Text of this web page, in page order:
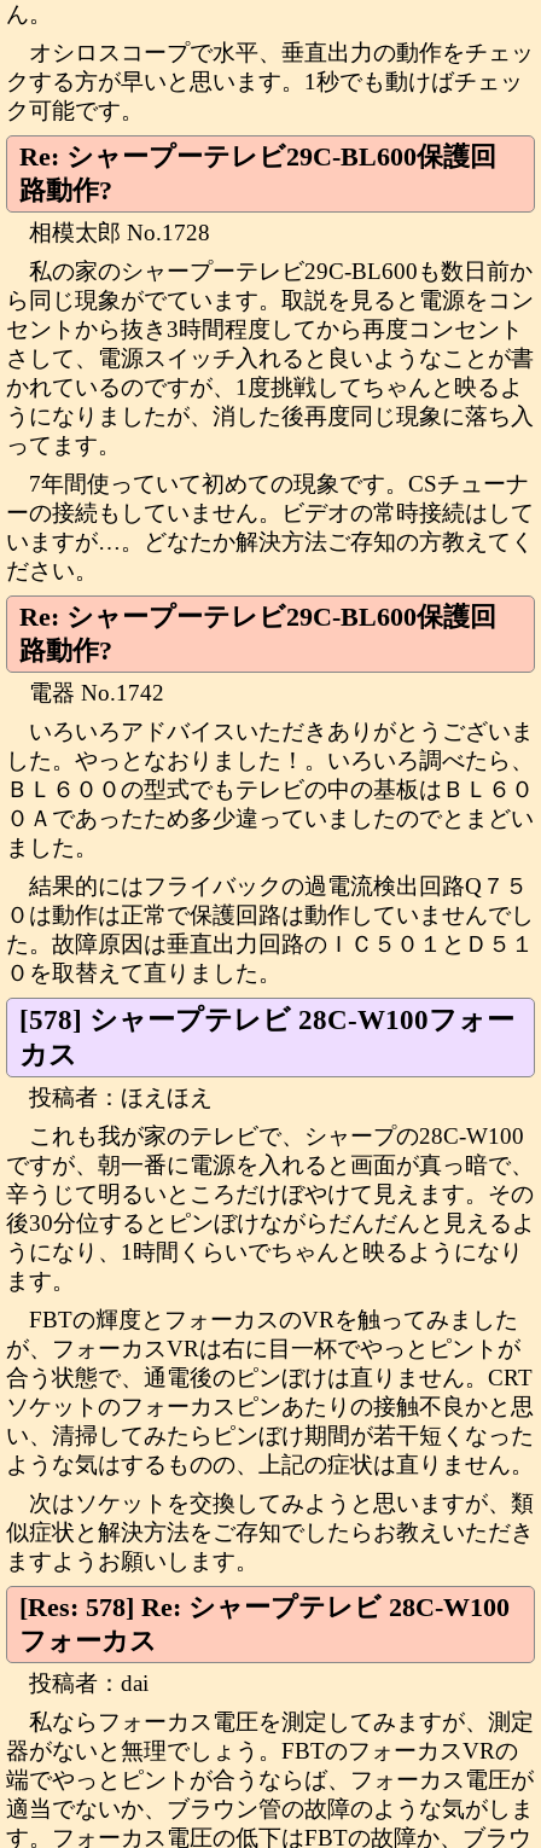
ん。
オシロスコープで水平、垂直出力の動作をチェッ
クする方が早いと思います。1秒でも動けばチェッ
ク可能です。
Re: シャープーテレビ29C-BL600保護回
路動作?
相模太郎 No.1728
私の家のシャープーテレビ29C-BL600も数日前か
ら同じ現象がでています。取説を見ると電源をコン
セントから抜き3時間程度してから再度コンセント
さして、電源スイッチ入れると良いようなことが書
かれているのですが、1度挑戦してちゃんと映るよ
うになりましたが、消した後再度同じ現象に落ち入
ってます。
7年間使っていて初めての現象です。CSチューナ
ーの接続もしていません。ビデオの常時接続はして
いますが…。どなたか解決方法ご存知の方教えてく
ださい。
Re: シャープーテレビ29C-BL600保護回
路動作?
電器 No.1742
いろいろアドバイスいただきありがとうございま
した。やっとなおりました！。いろいろ調べたら、
ＢＬ６００の型式でもテレビの中の基板はＢＬ６０
０Ａであったため多少違っていましたのでとまどい
ました。
結果的にはフライバックの過電流検出回路Q７５
０は動作は正常で保護回路は動作していませんでし
た。故障原因は垂直出力回路のＩＣ５０１とＤ５１
０を取替えて直りました。
[578] シャープテレビ 28C-W100フォー
カス
投稿者：ほえほえ
これも我が家のテレビで、シャープの28C-W100
ですが、朝一番に電源を入れると画面が真っ暗で、
辛うじて明るいところだけぼやけて見えます。その
後30分位するとピンぼけながらだんだんと見えるよ
うになり、1時間くらいでちゃんと映るようになり
ます。
FBTの輝度とフォーカスのVRを触ってみました
が、フォーカスVRは右に目一杯でやっとピントが
合う状態で、通電後のピンぼけは直りません。CRT
ソケットのフォーカスピンあたりの接触不良かと思
い、清掃してみたらピンぼけ期間が若干短くなった
ような気はするものの、上記の症状は直りません。
次はソケットを交換してみようと思いますが、類
似症状と解決方法をご存知でしたらお教えいただき
ますようお願いします。
[Res: 578] Re: シャープテレビ 28C-W100
フォーカス
投稿者：dai
私ならフォーカス電圧を測定してみますが、測定
器がないと無理でしょう。FBTのフォーカスVRの
端でやっとピントが合うならば、フォーカス電圧が
適当でないか、ブラウン管の故障のような気がしま
す。フォーカス電圧の低下はFBTの故障か、ブラウ